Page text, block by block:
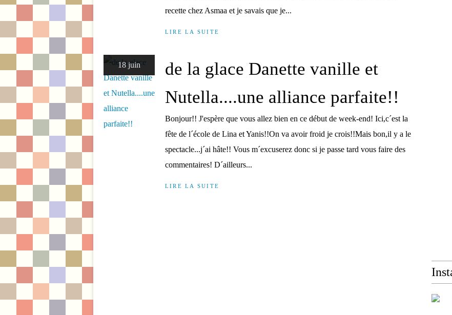
recette chez Asmaa et je savais que je...
LIRE LA SUITE
18 juin
de la glace Danette vanille et
Nutella....une alliance parfaite!!
Bonjour!! J'espère que vous allez bien en ce début de week-end! Ici,c´est la
fête de l´école de Lina et Yanis!!On va avoir froid je crois!!Mais bon,il y a le
spectacle...j´ai hâte!! Vous m´excuserez donc si je passe tard vous faire des
commentaires! D´ailleurs...
LIRE LA SUITE